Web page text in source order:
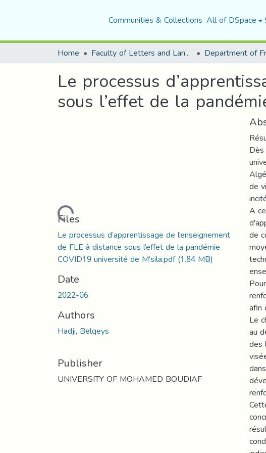
Communities & Collections All of DSpace
Home Faculty of Letters and Languages
Le processus
sous l’effet de la
Loading...
Files
Le processus d’apprentissage de l’enseignement
de FLE à distance sous l’effet de la pandémie
COVID19 université de M'sila.pdf(1.84 MB)
Date
2022-06
Authors
Hadji, Belqeys
Publisher
UNIVERSITY OF MOHAMED BOUDIAF
de
A
de
afin
Le
au
des